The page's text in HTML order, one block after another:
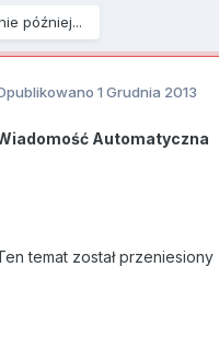
później...
1 Grudnia 2013
Automatyczna
temat został przeniesiony